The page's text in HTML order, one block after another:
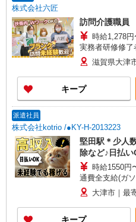
株式会社六匠
訪問介護職員
時給1,278
実務者研修修
※一律職務・処
ヵ月（同条件）
滋賀県大津
キープ
派遣社員
株式会社kotrio /●KY-H-2013223
堅田駅＊少人
除など♪日払い
時給1550
通費全支給(ガ
大津市｜最
キープ